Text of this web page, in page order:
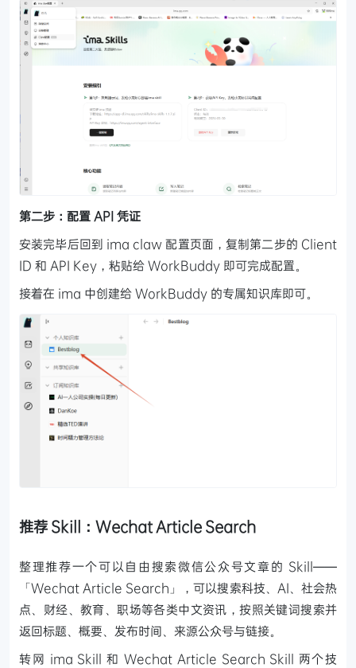
第二步：配置 API 凭证
安装完毕后回到 ima claw 配置页面，复制第二步的 Client
ID 和 API Key，粘贴给 WorkBuddy 即可完成配置。
接着在 ima 中创建给 WorkBuddy 的专属知识库即可。
推荐 Skill：Wechat Article Search
整理推荐一个可以自由搜索微信公众号文章的 Skill——
「Wechat Article Search」，可以搜索科技、AI、社会热
点、财经、教育、职场等各类中文资讯，按照关键词搜索并
返回标题、概要、发布时间、来源公众号与链接。
转网 ima Skill 和 Wechat Article Search Skill 两个技